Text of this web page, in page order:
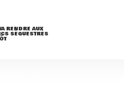
RENDRE AUX
SÉQUESTRÉS